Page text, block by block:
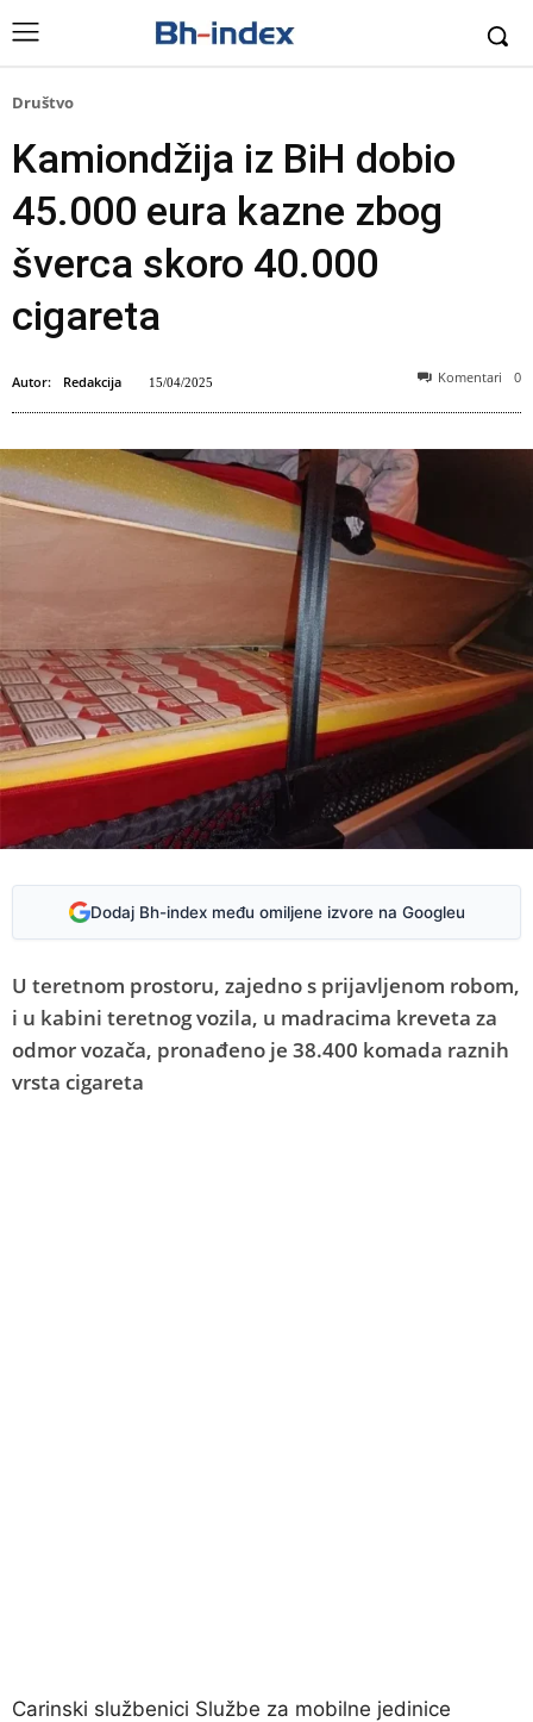
Društvo
Kamiondžija iz BiH dobio
45.000 eura kazne zbog
šverca skoro 40.000
cigareta
Autor: Redakcija 15/04/2025 Komentari 0
Dodaj Bh-index među omiljene izvore na Googleu
U teretnom prostoru, zajedno s prijavljenom robom,
i u kabini teretnog vozila, u madracima kreveta za
odmor vozača, pronađeno je 38.400 komada raznih
vrsta cigareta
Carinski službenici Službe za mobilne jedinice